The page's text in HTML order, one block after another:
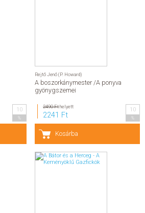
10
Rejtő Jenő (P. Howard)
A boszorkánymester /A ponyva
gyönygszemei
2490 Fthelyett
2241 Ft
10
Kosárba